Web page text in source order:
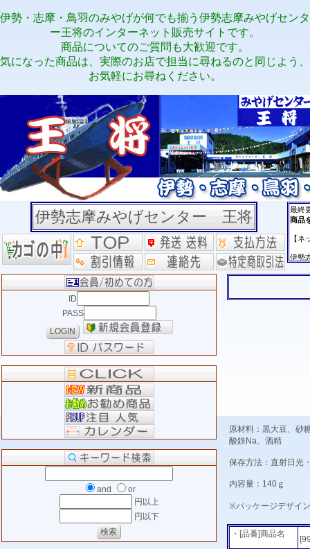
伊勢・志摩・鳥羽のみやげが何でも揃う伊勢志摩みやげセンタ
ー王将のインターネット販売サイトです。
商品についてのご質問も大歓迎です。
気になった商品は、実際のお店で担当に尋ねるのと同じよう、
お気軽にお尋ねください。
伊勢志摩みやげセンター 王将
ID
PASS
and
or
円以上
円以下
原材料：黒大豆、砂
酸鉄Na、酒精
保存方法：直射日光
内容量：140ｇ
※パッケージデザイ
・[品番]商品名